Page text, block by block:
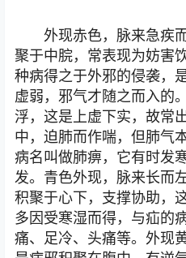
外现赤色，脉来急疾
聚于中脘，常表现为妨害
种病得之于外邪的侵袭，
虚弱，邪气才随之而入的
浮，这是上虚下实，故常
中，迫肺而作喘，但肺气
病名叫做肺痹，它有时发
发。青色外现，脉来长而
积聚于心下，支撑协助，
多因受寒湿而得，与疝的
痛、足冷、头痛等。外现